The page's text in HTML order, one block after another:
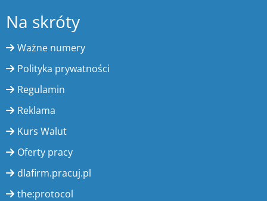
Na skróty
Ważne numery
Polityka prywatności
Regulamin
Reklama
Kurs Walut
Oferty pracy
dlafirm.pracuj.pl
the:protocol